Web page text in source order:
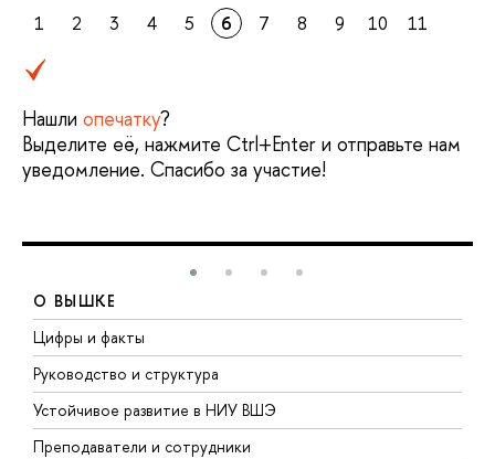
1 2 3 4 5 6 7 8 9 10 11
Нашли опечатку?
Выделите её, нажмите Ctrl+Enter и отправьте нам
уведомление. Спасибо за участие!
О ВЫШКЕ
Цифры и факты
Руководство и структура
Устойчивое развитие в НИУ ВШЭ
Преподаватели и сотрудники